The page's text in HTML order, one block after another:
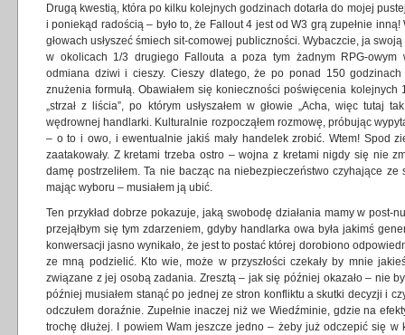
Drugą kwestią, która po kilku kolejnych godzinach dotarła do mojej
i poniekąd radością – było to, że Fallout 4 jest od W3 grą zupełnie
głowach usłyszeć śmiech sit-comowej publiczności. Wybaczcie, ja
w okolicach 1/3 drugiego Fallouta a poza tym żadnym RPG-owym
odmiana dziwi i cieszy. Cieszy dlatego, że po ponad 150
znużenia formułą. Obawiałem się konieczności poświęcenia
„strzał z liścia”, po którym usłyszałem w głowie „Acha, więc tutaj
wędrownej handlarki. Kulturalnie rozpocząłem rozmowę, próbując
– o to i owo, i ewentualnie jakiś mały handelek zrobić. Wtem! Spod
zaatakowały. Z kretami trzeba ostro – wojna z kretami nigdy się nie
damę postrzeliłem. Ta nie bacząc na niebezpieczeństwo czyhające
mając wyboru – musiałem ją ubić.
Ten przykład dobrze pokazuje, jaką swobodę działania mamy w post-
przejąłbym się tym zdarzeniem, gdyby handlarka owa była jakimś
konwersacji jasno wynikało, że jest to postać której dorobiono
ze mną podzielić. Kto wie, może w przyszłości czekały by mnie
związane z jej osobą zadania. Zresztą – jak się później okazało – nie
później musiałem stanąć po jednej ze stron konfliktu a skutki decyzji i
odczułem doraźnie. Zupełnie inaczej niż we Wiedźminie, gdzie na
trochę dłużej. I powiem Wam jeszcze jedno – żeby już odczepić się